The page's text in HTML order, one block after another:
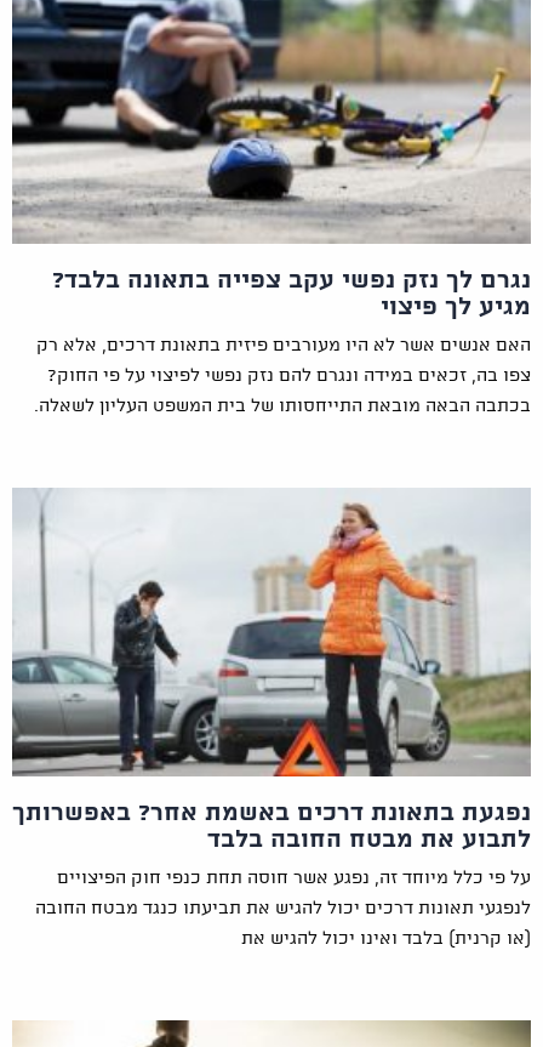
נגרם לך נזק נפשי עקב צפייה בתאונה בלבד?
מגיע לך פיצוי
האם אנשים אשר לא היו מעורבים פיזית בתאונת דרכים, אלא רק
צפו בה, זכאים במידה ונגרם להם נזק נפשי לפיצוי על פי החוק?
בכתבה הבאה מובאת התייחסותו של בית המשפט העליון לשאלה.
נפגעת בתאונת דרכים באשמת אחר? באפשרותך
לתבוע את מבטח החובה בלבד
על פי כלל מיוחד זה, נפגע אשר חוסה תחת כנפי חוק הפיצויים
לנפגעי תאונות דרכים יכול להגיש את תביעתו כנגד מבטח החובה
(או קרנית) בלבד ואינו יכול להגיש את